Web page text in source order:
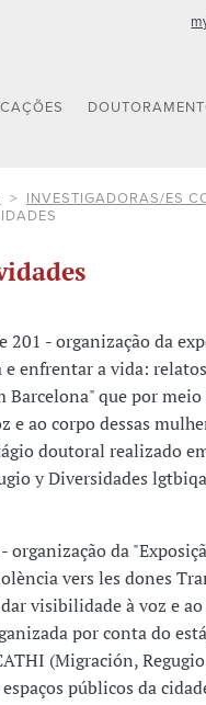
INVESTIGADORAS/ES
201 - organização da
enfrentar a vida:
Barcelona" que por
e ao corpo dessas
doutoral realizado
y Diversidades
organização da
vers les dones
visibilidade à voz e
por conta do
(Migración,
públicos da